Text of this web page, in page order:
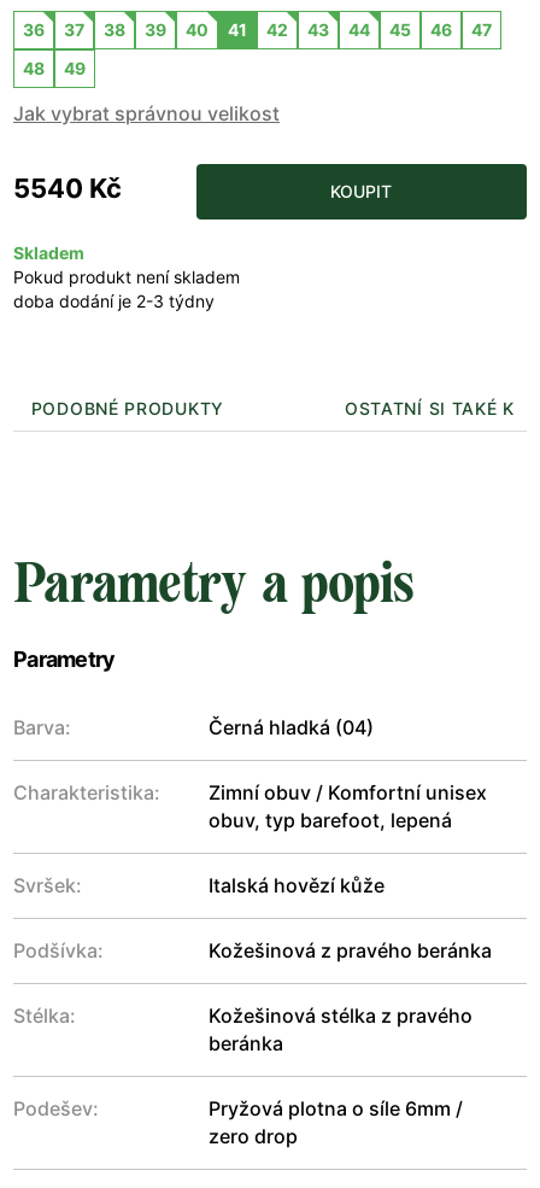
36 37 38 39 40 41 42 43 44 45 46
47
48
49
Jak vybrat správnou velikost
5540 Kč KOUPIT
Skladem
Pokud produkt není skladem
doba dodání je 2-3 týdny
PODOBNÉ PRODUKTY OSTATNÍ SI TAKÉ
Parametry a popis
Parametry
Barva: Černá hladká (04)
Charakteristika:
Zimní obuv / Komfortní unisex
obuv, typ barefoot, lepená
Svršek: Italská hovězí kůže
Podšívka: Kožešinová z pravého beránka
Stélka:
Kožešinová stélka z pravého
beránka
Podešev:
Pryžová plotna o síle 6mm /
zero drop